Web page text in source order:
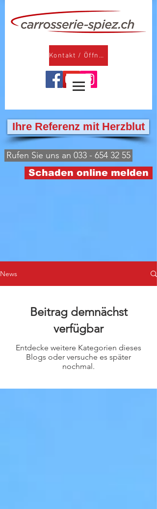
Kontakt / Öffnungszeiten
Ihre Referenz mit Herzblut
Rufen Sie uns an 033 - 654 32 55
Schaden online melden
News
Beitrag demnächst
verfügbar
Entdecke weitere Kategorien dieses
Blogs oder versuche es später
nochmal.